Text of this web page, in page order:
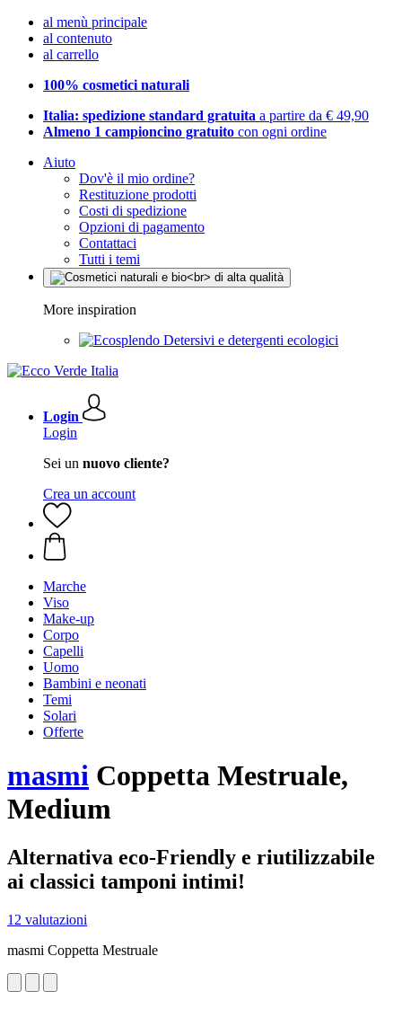
al menù principale
al contenuto
al carrello
100% cosmetici naturali
Italia: spedizione standard gratuita a partire da € 49,90
Almeno 1 campioncino gratuito con ogni ordine
Aiuto
Dov'è il mio ordine?
Restituzione prodotti
Costi di spedizione
Opzioni di pagamento
Contattaci
Tutti i temi
More inspiration
Detersivi e detergenti ecologici
Login
Login
Sei un nuovo cliente?
Crea un account
Marche
Viso
Make-up
Corpo
Capelli
Uomo
Bambini e neonati
Temi
Solari
Offerte
masmi Coppetta Mestruale,
Medium
Alternativa eco-Friendly e riutilizzabile
ai classici tamponi intimi!
12 valutazioni
masmi Coppetta Mestruale